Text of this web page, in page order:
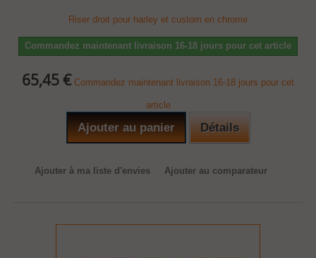
Riser droit pour harley et custom en chrome
Commandez maintenant livraison 16-18 jours pour cet article
65,45 € Commandez maintenant livraison 16-18 jours pour cet
article
Ajouter au panier Détails
Ajouter à ma liste d'envies Ajouter au comparateur